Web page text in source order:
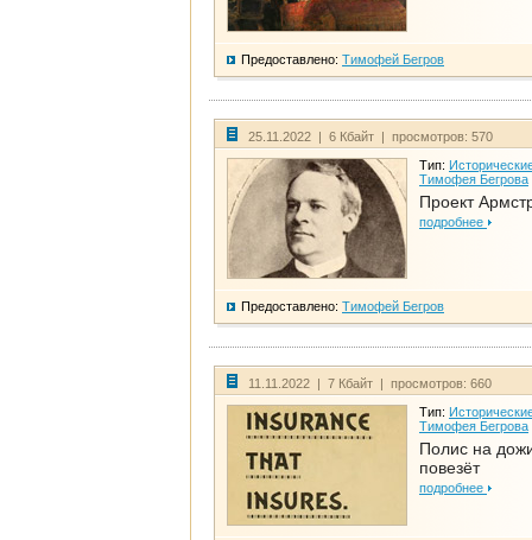
Предоставлено: Тимофей Бегров
25.11.2022 | 6 Кбайт | просмотров: 570
Тип:
Тимофея Бегрова
Проект
подробнее
Предоставлено: Тимофей Бегров
11.11.2022 | 7 Кбайт | просмотров: 660
Тип:
Тимофея Бегрова
Полис на
повезёт
подробнее